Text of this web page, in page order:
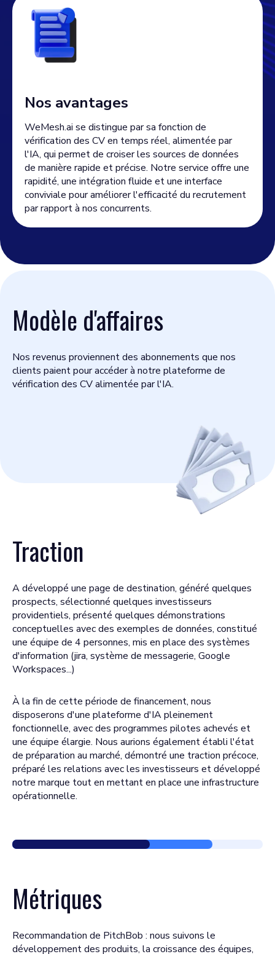
Nos avantages
WeMesh.ai se distingue par sa fonction de
vérification des CV en temps réel, alimentée par
l'IA, qui permet de croiser les sources de données
de manière rapide et précise. Notre service offre une
rapidité, une intégration fluide et une interface
conviviale pour améliorer l'efficacité du recrutement
par rapport à nos concurrents.
Modèle d'affaires
Nos revenus proviennent des abonnements que nos
clients paient pour accéder à notre plateforme de
vérification des CV alimentée par l'IA.
Traction
A développé une page de destination, généré quelques
prospects, sélectionné quelques investisseurs
providentiels, présenté quelques démonstrations
conceptuelles avec des exemples de données, constitué
une équipe de 4 personnes, mis en place des systèmes
d'information (jira, système de messagerie, Google
Workspaces...)
À la fin de cette période de financement, nous
disposerons d'une plateforme d'IA pleinement
fonctionnelle, avec des programmes pilotes achevés et
une équipe élargie. Nous aurions également établi l'état
de préparation au marché, démontré une traction précoce,
préparé les relations avec les investisseurs et développé
notre marque tout en mettant en place une infrastructure
opérationnelle.
Métriques
Recommandation de PitchBob : nous suivons le
développement des produits, la croissance des équipes,